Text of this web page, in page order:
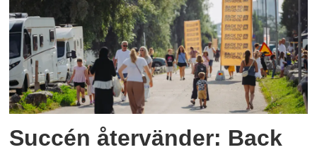
Succén återvänder: Back